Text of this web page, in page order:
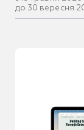
до 30 вересня